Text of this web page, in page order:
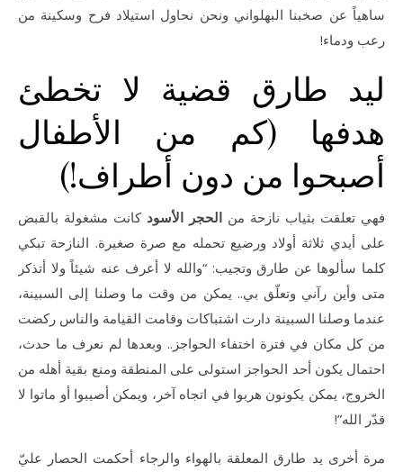
ساهياً عن صخبنا البهلواني ونحن نحاول استيلاد فرح وسكينة من
رعب ودماء!
ليد طارق قضية لا تخطئ
هدفها (كم من الأطفال
أصبحوا من دون أطراف!)
فهي تعلقت بثياب نازحة من الحجر الأسود كانت مشغولة بالقبض
على أيدي ثلاثة أولاد ورضيع تحمله مع صرة صغيرة. النازحة تبكي
كلما سألوها عن طارق وتجيب: “والله لا أعرف عنه شيئاً ولا أتذكر
متى وأين رآني وتعلّق بي.. يمكن من وقت ما وصلنا إلى السبينة،
عندما وصلنا السبينة دارت اشتباكات وقامت القيامة والناس ركضت
من كل مكان في فترة اختفاء الحواجز.. وبعدها لم نعرف ما حدث،
احتمال يكون أحد الحواجز استولى على المنطقة ومنع بقية أهله من
الخروج، يمكن يكونون هربوا في اتجاه آخر، ويمكن أصيبوا أو ماتوا لا
قدّر الله”!
مرة أخرى يد طارق المعلقة بالهواء والرجاء أحكمت الحصار عليّ